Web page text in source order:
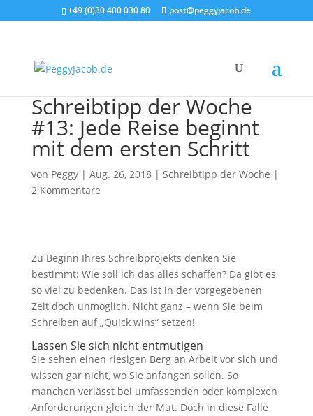
+49 (0)30 400 030 80 post@peggyjacob.de
Schreibtipp der Woche
#13: Jede Reise beginnt
mit dem ersten Schritt
von Peggy| Aug. 26, 2018| Schreibtipp der Woche |
2 Kommentare
Zu Beginn Ihres Schreibprojekts denken Sie
bestimmt: Wie soll ich das alles schaffen? Da gibt es
so viel zu bedenken. Das ist in der vorgegebenen
Zeit doch unmöglich. Nicht ganz – wenn Sie beim
Schreiben auf „Quick wins“ setzen!
Lassen Sie sich nicht entmutigen
Sie sehen einen riesigen Berg an Arbeit vor sich und
wissen gar nicht, wo Sie anfangen sollen. So
manchen verlässt bei umfassenden oder komplexen
Anforderungen gleich der Mut. Doch in diese Falle